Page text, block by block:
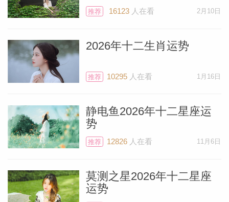
如你所见，这个月整体节奏非常缓慢。但
的一个月对你来说非常不错。
有一个非常棒的消息，自去年8月19日开
情况会在1月18日结束。这个星象对你的发
展大有裨益，而且也会让你更加喜欢2月1
日的那个水瓶座新月。这是宇宙给你的礼
做一个长远的决定，并打算在水瓶座新月发
生之后官宣。天王星恢复顺行会进一步增强
推荐 16123人在看 2月10日
2026年十二生肖运势
推荐 10295人在看 1月16日
静电鱼2026年十二星座运
势
推荐 12826人在看 11月6日
莫测之星2026年十二星座
运势